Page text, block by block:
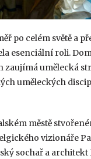
po celém světě a
esenciální roli.
zaujímá umělecká
uměleckých
městě
vizionáře
sochař a architekt